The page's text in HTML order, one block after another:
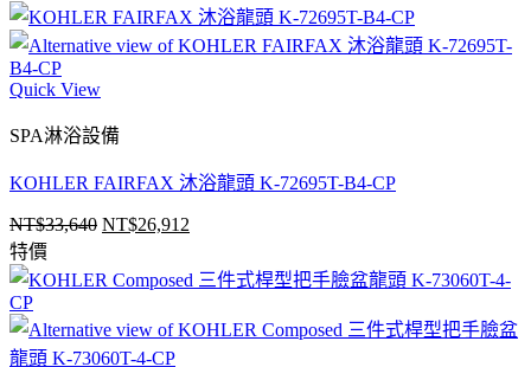
價
格：
價
格：
Quick View
SPA淋浴設備
KOHLER FAIRFAX 沐浴龍頭 K-72695T-B4-CP
NT$33,640 原
價
NT$33,640。
NT$26,912目
價
NT$26,912。
特價